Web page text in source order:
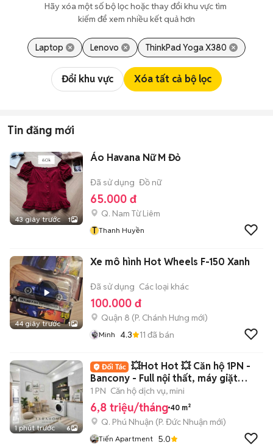
Hãy xóa một số bộ lọc hoặc thay đổi khu vực tìm
kiếm để xem nhiều kết quả hơn
Laptop Lenovo ThinkPad Yoga X380
Đổi khu vực Xóa tất cả bộ lọc
Tin đăng mới
43 giây trước 1
Áo Havana Nữ M Đỏ
Đã sử dụng Đồ nữ
65.000 đ
Q. Nam Từ Liêm
T Thanh Huyền
44 giây trước 1
Xe mô hình Hot Wheels F-150 Xanh
Đã sử dụng Các loại khác
100.000 đ
Quận 8 (P. Chánh Hưng mới)
Minh 4.3 11 đã bán
1 phút trước 6
💥Hot Hot 💥 Căn hộ 1PN -
Bancony - Full nội thất, máy giặt
riêng đây
1 PN Căn hộ dịch vụ, mini
6,8 triệu/tháng 40 m²
Q. Phú Nhuận (P. Đức Nhuận mới)
Tiến Apartment 5.0